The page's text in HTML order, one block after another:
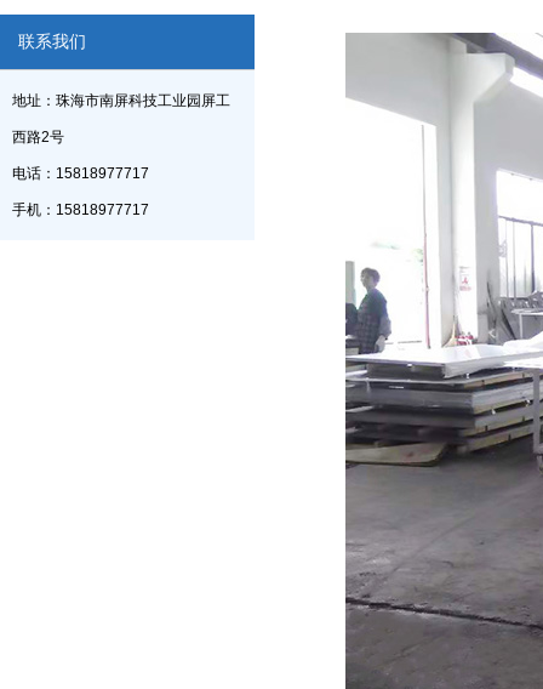
的发展 全国服务热线：
15818977717
联系我们
地址：珠海市南屏科技工业园屏工
西路2号
电话：15818977717
手机：15818977717